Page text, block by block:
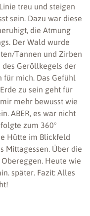
treu und steigen
sein. Dazu war diese
die Atmung
Der Wald wurde
Tannen und Zirben
Geröllkegels der
mich. Das Gefühl
zu sein geht für
mehr bewusst wie
ABER, es war nicht
zum 360°
Hütte im Blickfeld
Mittagessen. Über die
Heute wie
später. Fazit: Alles